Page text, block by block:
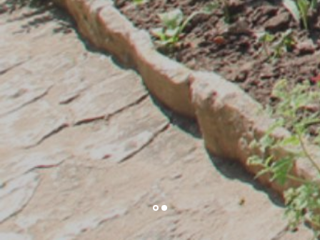
Студио (4-х местные)
от 4000 руб.